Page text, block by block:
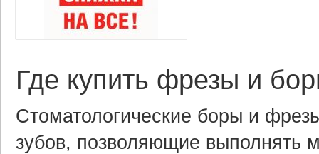
Где купить фрезы и
Стоматологические боры и
зубов, позволяющие выполнять